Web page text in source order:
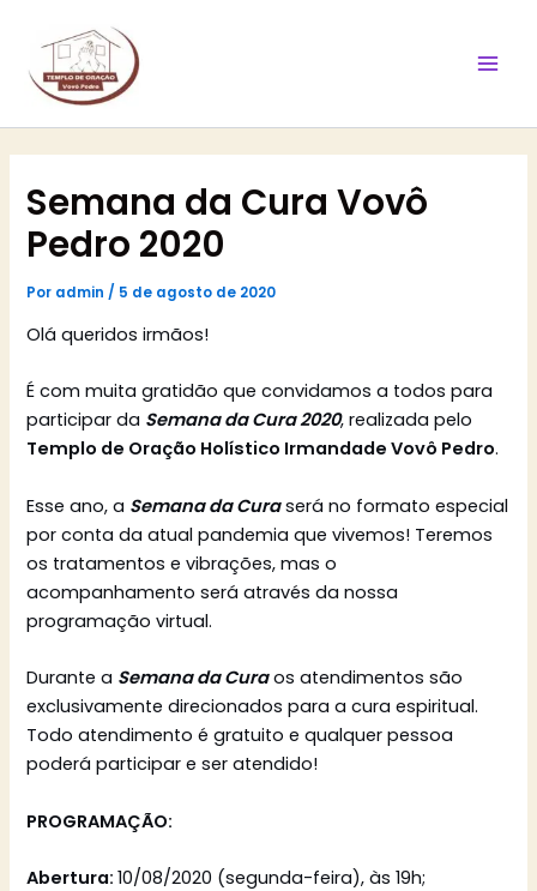
conteúdo
Semana da Cura Vovô
Pedro 2020
Por admin / 5 de agosto de 2020
Olá queridos irmãos!
É com muita gratidão que convidamos a todos para
participar da Semana da Cura 2020, realizada pelo
Templo de Oração Holístico Irmandade Vovô Pedro.
Esse ano, a Semana da Curaserá no formato especial
por conta da atual pandemia que vivemos! Teremos
os tratamentos e vibrações, mas o
acompanhamento será através da nossa
programação virtual.
Durante a Semana da Curaos atendimentos são
exclusivamente direcionados para a cura espiritual.
Todo atendimento é gratuito e qualquer pessoa
poderá participar e ser atendido!
PROGRAMAÇÃO:
Abertura:10/08/2020 (segunda-feira), às 19h;